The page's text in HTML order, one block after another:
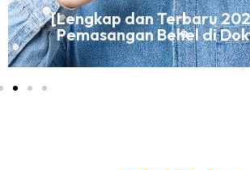
[Lengkap dan Terbaru
Pemasangan Behel di